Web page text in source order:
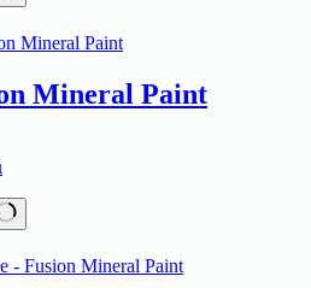
Mineral Paint